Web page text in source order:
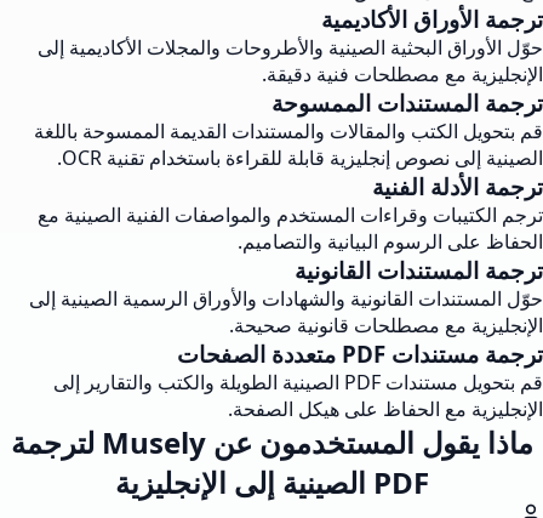
ترجمة الأوراق الأكاديمية
حوّل الأوراق البحثية الصينية والأطروحات والمجلات الأكاديمية إلى
الإنجليزية مع مصطلحات فنية دقيقة.
ترجمة المستندات الممسوحة
قم بتحويل الكتب والمقالات والمستندات القديمة الممسوحة باللغة
الصينية إلى نصوص إنجليزية قابلة للقراءة باستخدام تقنية OCR.
ترجمة الأدلة الفنية
ترجم الكتيبات وقراءات المستخدم والمواصفات الفنية الصينية مع
الحفاظ على الرسوم البيانية والتصاميم.
ترجمة المستندات القانونية
حوّل المستندات القانونية والشهادات والأوراق الرسمية الصينية إلى
الإنجليزية مع مصطلحات قانونية صحيحة.
ترجمة مستندات PDF متعددة الصفحات
قم بتحويل مستندات PDF الصينية الطويلة والكتب والتقارير إلى
الإنجليزية مع الحفاظ على هيكل الصفحة.
ماذا يقول المستخدمون عن Musely لترجمة
PDF الصينية إلى الإنجليزية